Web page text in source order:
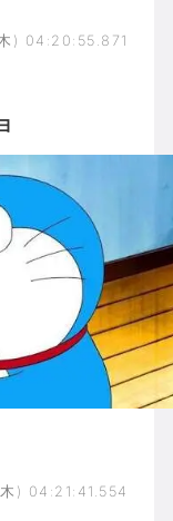
) 04:20:55.871
) 04:21:41.554